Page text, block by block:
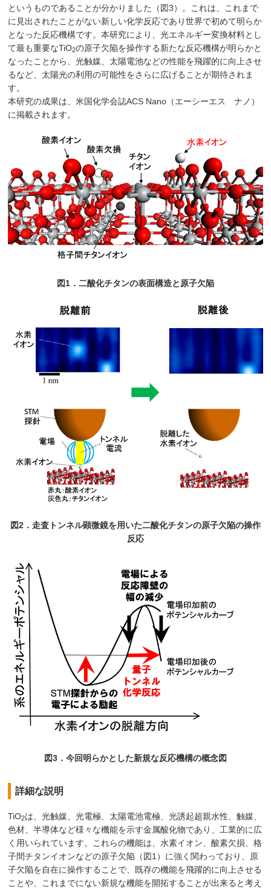
というものであることが分かりました（図3）。これは、これまで
に見出されたことがない新しい化学反応であり世界で初めて明らか
となった反応機構です。本研究により、光エネルギー変換材料とし
て最も重要なTiO2の原子欠陥を操作する新たな反応機構が明らかと
なったことから、光触媒、太陽電池などの性能を飛躍的に向上させ
るなど、太陽光の利用の可能性をさらに広げることが期待されま
す。
本研究の成果は、米国化学会誌ACS Nano（エーシーエス ナノ）
に掲載されます。
図1．二酸化チタンの表面構造と原子欠陥
図2．走査トンネル顕微鏡を用いた二酸化チタンの原子欠陥の操作
反応
図3．今回明らかとした新規な反応機構の概念図
詳細な説明
TiO2は、光触媒、光電極、太陽電池電極、光誘起超親水性、触媒、
色材、半導体など様々な機能を示す金属酸化物であり、工業的に広
く用いられています。これらの機能は、水素イオン、酸素欠損、格
子間チタンイオンなどの原子欠陥（図1）に強く関わっており、原
子欠陥を自在に操作することで、既存の機能を飛躍的に向上させる
ことや、これまでにない新規な機能を開拓することが出来ると考え